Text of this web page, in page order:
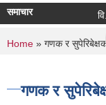
समाचार
You are
Home » गणक र
गणक र